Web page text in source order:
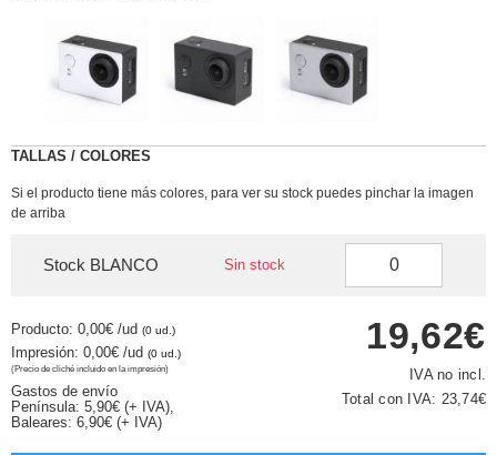
TALLAS / COLORES
Si el producto tiene más colores, para ver su stock puedes pinchar la imagen
de arriba
Stock BLANCO Sin stock
Producto: 0,00€ /ud (0 ud.)
Impresión: 0,00€ /ud (0 ud.)
(Precio de cliché incluido en la impresión)
Gastos de envío
Península: 5,90€ (+ IVA),
Baleares: 6,90€ (+ IVA)
19,62€
IVA no incl.
Total con IVA: 23,74€